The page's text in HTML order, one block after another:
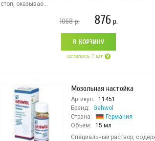
стоп, оказывае...
1068р. 876р.
В КОРЗИНУ
осталось 1 шт
Мозольная настойка
Артикул:
11451
Бренд:
Gehwol
Страна:
Германия
Объем:
15 мл
Специальный раствор,